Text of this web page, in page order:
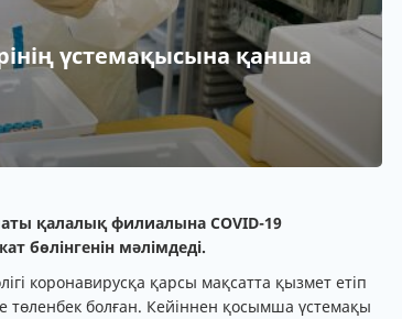
үстемақысына қанша
қалалық филиалына COVID-19
бөлінгенін мәлімдеді.
коронавирусқа қарсы мақсатта қызмет етіп
төленбек болған. Кейіннен қосымша үстемақы